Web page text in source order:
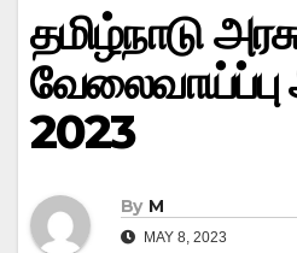
தமிழ்நாடு
வேலைவாய்ப்பு
2023
By M
MAY 8, 2023